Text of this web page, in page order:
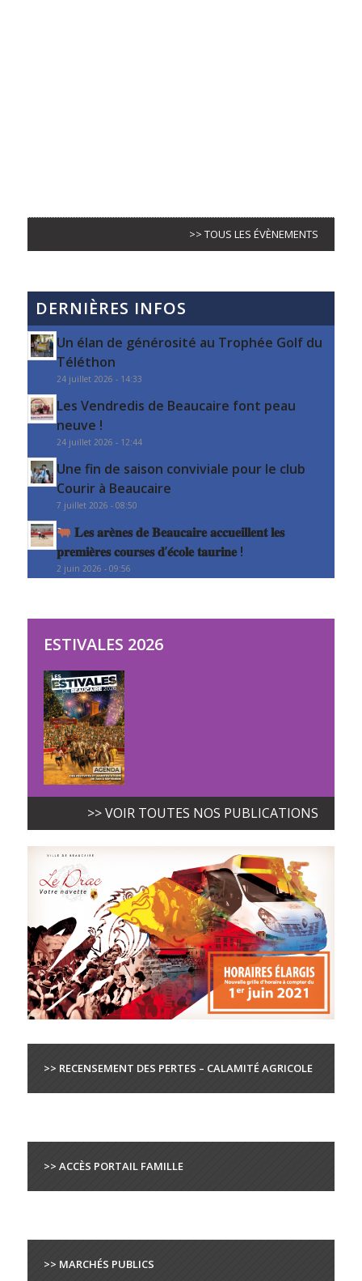
>> TOUS LES ÉVÈNEMENTS
DERNIÈRES INFOS
Un élan de générosité au Trophée Golf du
Téléthon
24 juillet 2026 - 14:33
Les Vendredis de Beaucaire font peau
neuve !
24 juillet 2026 - 12:44
Une fin de saison conviviale pour le club
Courir à Beaucaire
7 juillet 2026 - 08:50
𝐋𝐞𝐬 𝐚𝐫𝐞̀𝐧𝐞𝐬 𝐝𝐞 𝐁𝐞𝐚𝐮𝐜𝐚𝐢𝐫𝐞 𝐚𝐜𝐜𝐮𝐞𝐢𝐥𝐥𝐞𝐧𝐭 𝐥𝐞𝐬
𝐩𝐫𝐞𝐦𝐢𝐞̀𝐫𝐞𝐬 𝐜𝐨𝐮𝐫𝐬𝐞𝐬 𝐝’𝐞́𝐜𝐨𝐥𝐞 𝐭𝐚𝐮𝐫𝐢𝐧𝐞 !
2 juin 2026 - 09:56
ESTIVALES 2026
>> VOIR TOUTES NOS PUBLICATIONS
>> RECENSEMENT DES PERTES – CALAMITÉ AGRICOLE
>> ACCÈS PORTAIL FAMILLE
>> MARCHÉS PUBLICS